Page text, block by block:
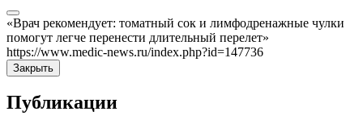
«Врач рекомендует: томатный сок и лимфодренажные чулки
помогут легче перенести длительный перелет»
https://www.medic-news.ru/index.php?id=147736
Закрыть
Публикации